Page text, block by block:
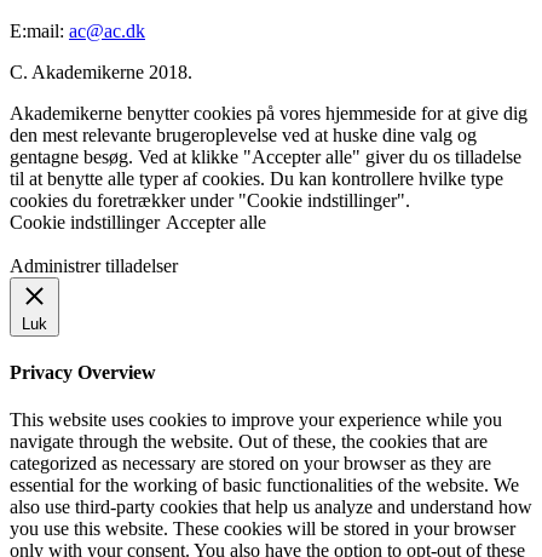
E:mail: ac@ac.dk
C. Akademikerne 2018.
Akademikerne benytter cookies på vores hjemmeside for at give dig
den mest relevante brugeroplevelse ved at huske dine valg og
gentagne besøg. Ved at klikke "Accepter alle" giver du os tilladelse
til at benytte alle typer af cookies. Du kan kontrollere hvilke type
cookies du foretrækker under "Cookie indstillinger".
Cookie indstillinger Accepter alle
Administrer tilladelser
Luk
Privacy Overview
This website uses cookies to improve your experience while you
navigate through the website. Out of these, the cookies that are
categorized as necessary are stored on your browser as they are
essential for the working of basic functionalities of the website. We
also use third-party cookies that help us analyze and understand how
you use this website. These cookies will be stored in your browser
only with your consent. You also have the option to opt-out of these